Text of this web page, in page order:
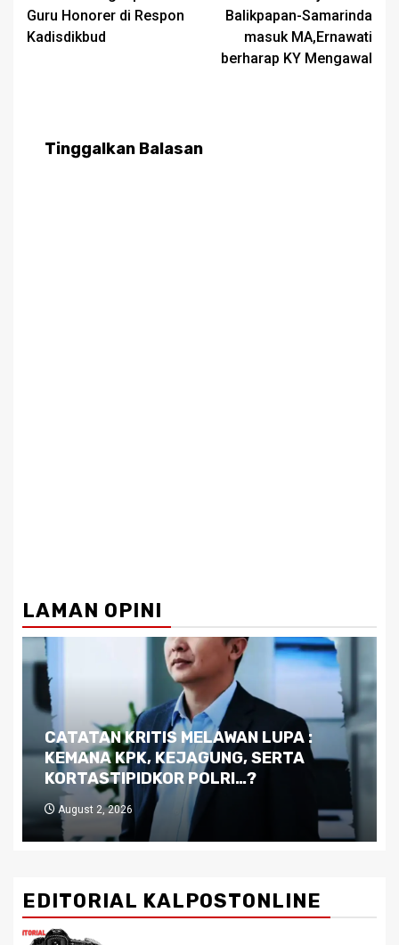
Guru Honorer di Respon
Kadisdikbud
Balikpapan-Samarinda
masuk MA,Ernawati
berharap KY Mengawal
Tinggalkan Balasan
LAMAN OPINI
Dilema Kaltim di Tengah Krisis:
Kutukan Sumber Daya Alam dan
Pemimpin yang Tak Kreatif
July 29, 2026
EDITORIAL KALPOSTONLINE